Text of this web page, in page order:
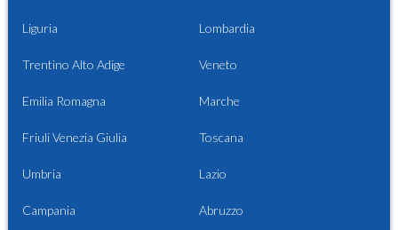
Liguria Lombardia
Trentino Alto Adige Veneto
Emilia Romagna Marche
Friuli Venezia Giulia Toscana
Umbria Lazio
Campania Abruzzo